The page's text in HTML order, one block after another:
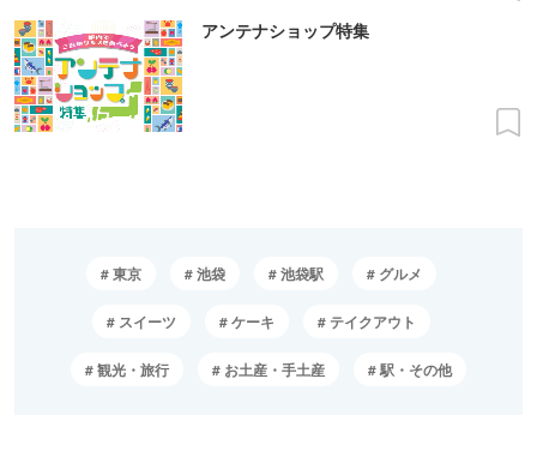
アンテナショップ特集
東京 池袋 池袋駅 グルメ
スイーツ ケーキ テイクアウト
観光・旅行 お土産・手土産 駅・その他